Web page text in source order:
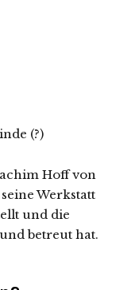
(?)
Hoff von
Werkstatt
und die
betreut hat.